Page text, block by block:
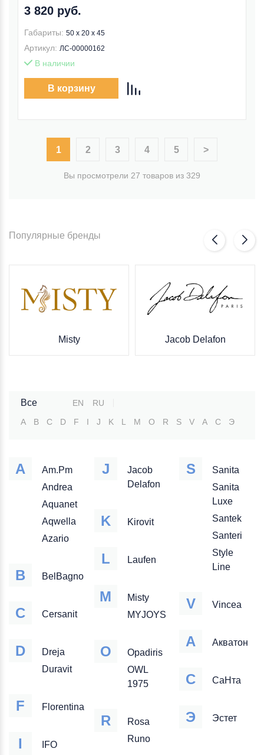
3 820 руб.
Габариты: 50 x 20 x 45
Артикул: ЛС-00000162
В наличии
В корзину
1 2 3 4 5 >
Вы просмотрели 27 товаров из 329
Популярные бренды
Misty Jacob Delafon
Все EN
RU
A
B C D F I J K L M O R S V А С Э
A
Am.Pm
Andrea
Aquanet
Aqwella
Azario
B BelBagno
C Cersanit
D
Dreja
Duravit
F Florentina
I IFO
J
Jacob
Delafon
K Kirovit
L Laufen
M
Misty
MYJOYS
O
Opadiris
OWL
1975
R
Rosa
Runo
S
Sanita
Sanita
Luxe
Santek
Santeri
Style
Line
V Vincea
А Акватон
С СаНта
Э Эстет